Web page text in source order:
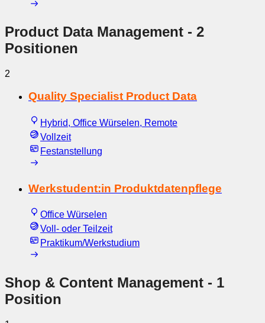
Product Data Management - 2
Positionen
2
Quality Specialist Product Data
Hybrid, Office Würselen, Remote
Vollzeit
Festanstellung
Werkstudent:in Produktdatenpflege
Office Würselen
Voll- oder Teilzeit
Praktikum/Werkstudium
Shop & Content Management - 1
Position